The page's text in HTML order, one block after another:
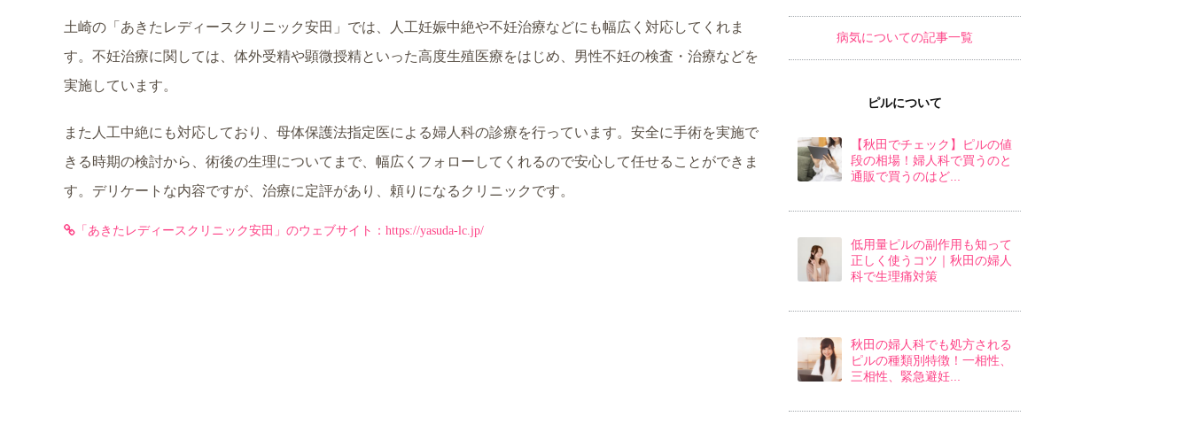
土崎の「あきたレディースクリニック安田」では、人工妊娠中絶や不妊治療などにも幅広く対応してくれま
す。不妊治療に関しては、体外受精や顕微授精といった高度生殖医療をはじめ、男性不妊の検査・治療などを
実施しています。
また人工中絶にも対応しており、母体保護法指定医による婦人科の診療を行っています。安全に手術を実施で
きる時期の検討から、術後の生理についてまで、幅広くフォローしてくれるので安心して任せることができま
す。デリケートな内容ですが、治療に定評があり、頼りになるクリニックです。
「あきたレディースクリニック安田」のウェブサイト：https://yasuda-lc.jp/
病気についての記事一覧
ピルについて
【秋田でチェック】ピルの値
段の相場！婦人科で買うのと
通販で買うのはど...
低用量ピルの副作用も知って
正しく使うコツ｜秋田の婦人
科で生理痛対策
秋田の婦人科でも処方される
ピルの種類別特徴！一相性、
三相性、緊急避妊...